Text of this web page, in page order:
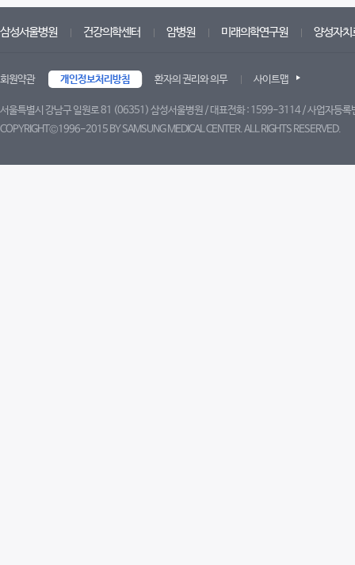
삼성서울병원 건강의학센터 암병원 미래의학연구원 양성자치
회원약관 개인정보처리방침 환자의 권리와 의무 사이트맵
서울특별시 강남구 일원로 81 (06351) 삼성서울병원 / 대표전화 : 1599-3114 / 사업자등
COPYRIGHT©1996-2015 BY SAMSUNG MEDICAL CENTER. ALL RIGHTS RESERVED.